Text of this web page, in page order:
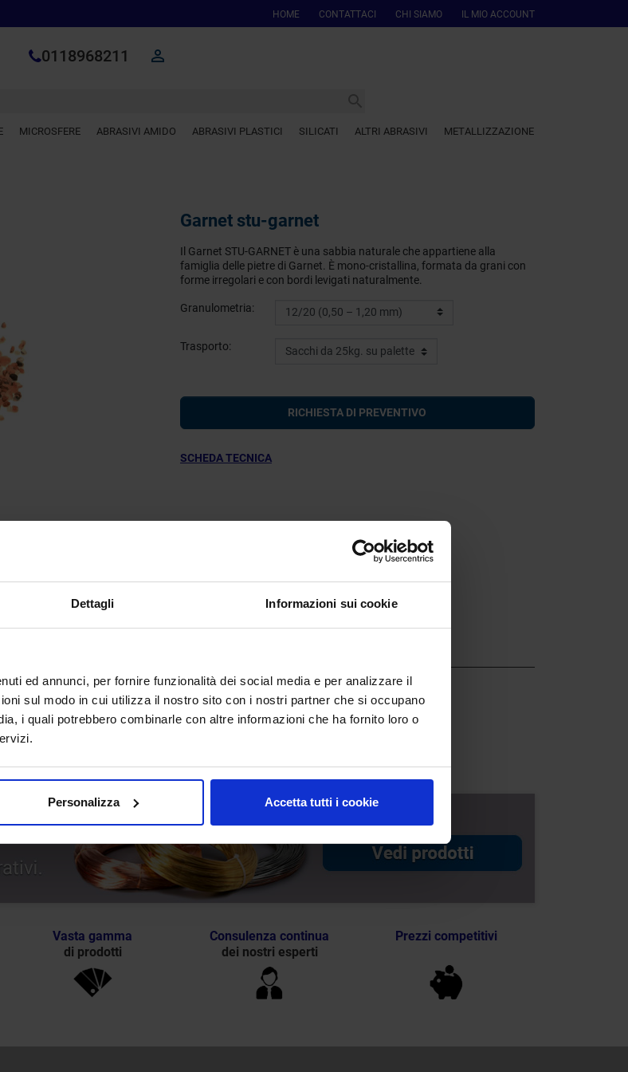
Dettagli Informazioni sui cookie
ed annunci, per fornire funzionalità dei social media e per analizzare il
sul modo in cui utilizza il nostro sito con i nostri partner che si occupano
i quali potrebbero combinarle con altre informazioni che ha fornito loro o
Personalizza Accetta tutti i cookie
HOME CONTATTACI CHI SIAMO IL MIO ACCOUNT
0118968211 
MICROSFERE ABRASIVI AMIDO ABRASIVI PLASTICI SILICATI ALTRI ABRASIVI METALLIZZAZIONE

garnet stu-garnet
Il Garnet STU-GARNET è una sabbia naturale che appartiene alla
famiglia delle pietre di Garnet. È mono-cristallina, formata da grani con
forme irregolari e con bordi levigati naturalmente.
Granulometria:
Trasporto:
RICHIESTA DI PREVENTIVO
SCHEDA TECNICA
Vasta gamma
di prodotti
Consulenza continua
dei nostri esperti
Prezzi competitivi